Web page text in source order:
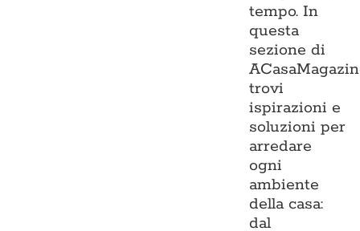
tempo. In
questa
sezione di
trovi
ispirazioni e
soluzioni per
arredare
ogni
ambiente
della casa:
dal